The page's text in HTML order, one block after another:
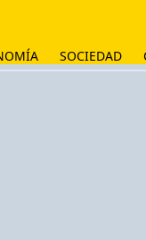
SOCIEDAD